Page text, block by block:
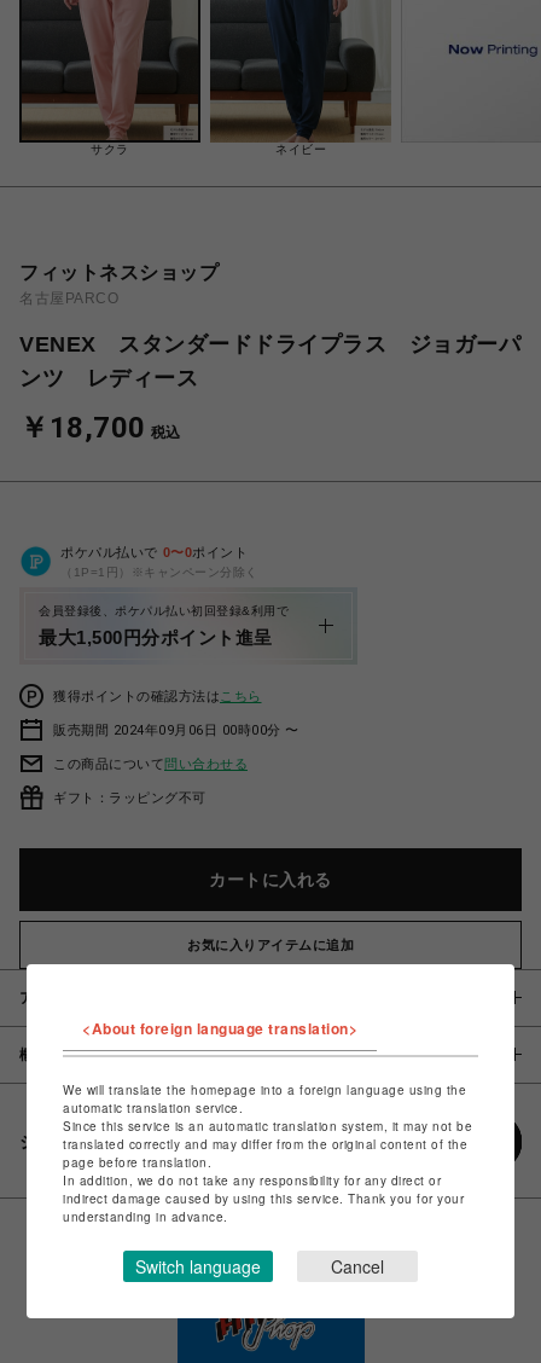
サクラ ネイビー
フィットネスショップ
名古屋PARCO
VENEX スタンダードドライプラス ジョガーパ
ンツ レディース
￥18,700 税込
ポケパル払いで 0〜0ポイント
（1P=1円）※キャンペーン分除く
会員登録後、ポケパル払い初回登録&利用で
最大1,500円分ポイント進呈
獲得ポイントの確認方法は こちら
販売期間 2024年09月06日 00時00分 〜
この商品について問い合わせる
ギフト：ラッピング不可
カートに入れる
お気に入りアイテムに追加
アイテム説明 / 素材
概要
シェアする
<About foreign language translation>
We will translate the homepage into a foreign language using the
automatic translation service.
Since this service is an automatic translation system, it may not be
translated correctly and may differ from the original content of the
page before translation.
In addition, we do not take any responsibility for any direct or
indirect damage caused by using this service. Thank you for your
understanding in advance.
Switch language Cancel